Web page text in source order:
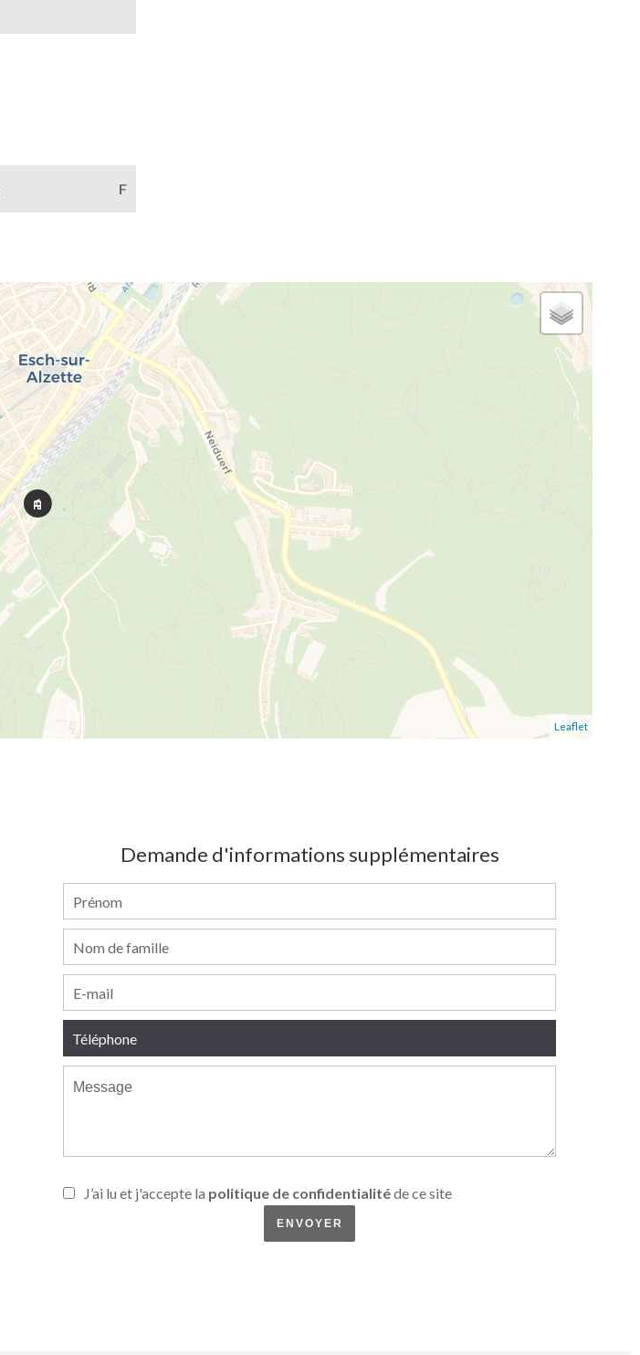
F
Leaflet
Demande d'informations supplémentaires
J’ai lu et j'accepte la politique de confidentialitéde ce site
ENVOYER